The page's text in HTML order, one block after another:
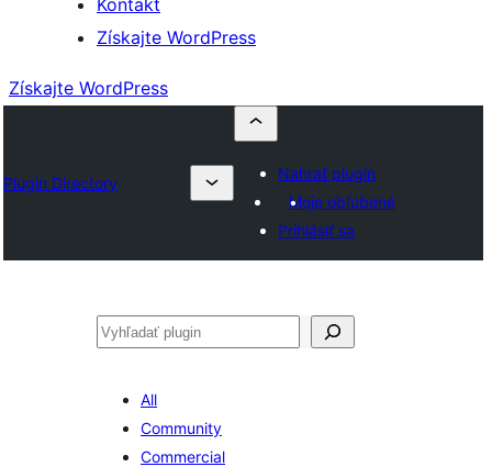
Kontakt
Získajte WordPress
Získajte WordPress
Plugin Directory
Nahrať plugin
Moje obľúbené
Prihlásiť sa
Hľadať
All
Community
Commercial